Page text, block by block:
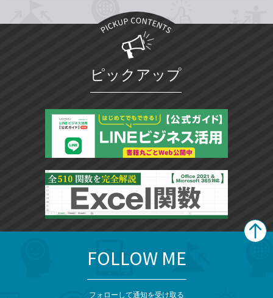
ピックアップ
FOLLOW ME
フォローして通知を受け取る